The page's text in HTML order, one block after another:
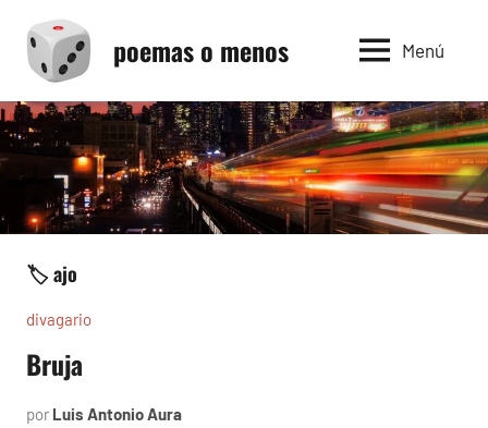
contenido
poemas o menos Menú
🏷️ ajo
divagario
Bruja
por Luis Antonio Aura